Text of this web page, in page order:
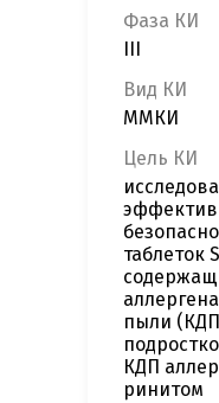
Фаза КИ
Вид КИ
ММКИ
Цель КИ
таблеток
пыли
КДП
ринитом